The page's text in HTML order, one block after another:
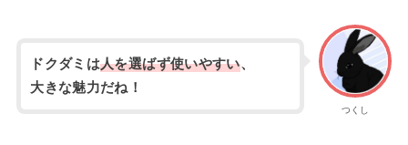
つくし
ドクダミは人を選ばず使いやすい、
大きな魅力だね！